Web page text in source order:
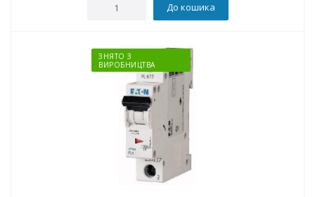
До кошика
ЗНЯТО З
ВИРОБНИЦТВА